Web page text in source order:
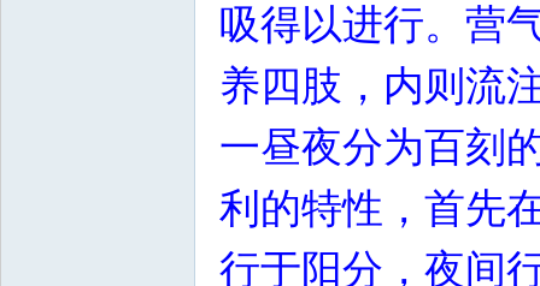
吸得以进行。营
养四肢，内则流
一昼夜分为百刻
利的特性，首先
行于阳分，夜间